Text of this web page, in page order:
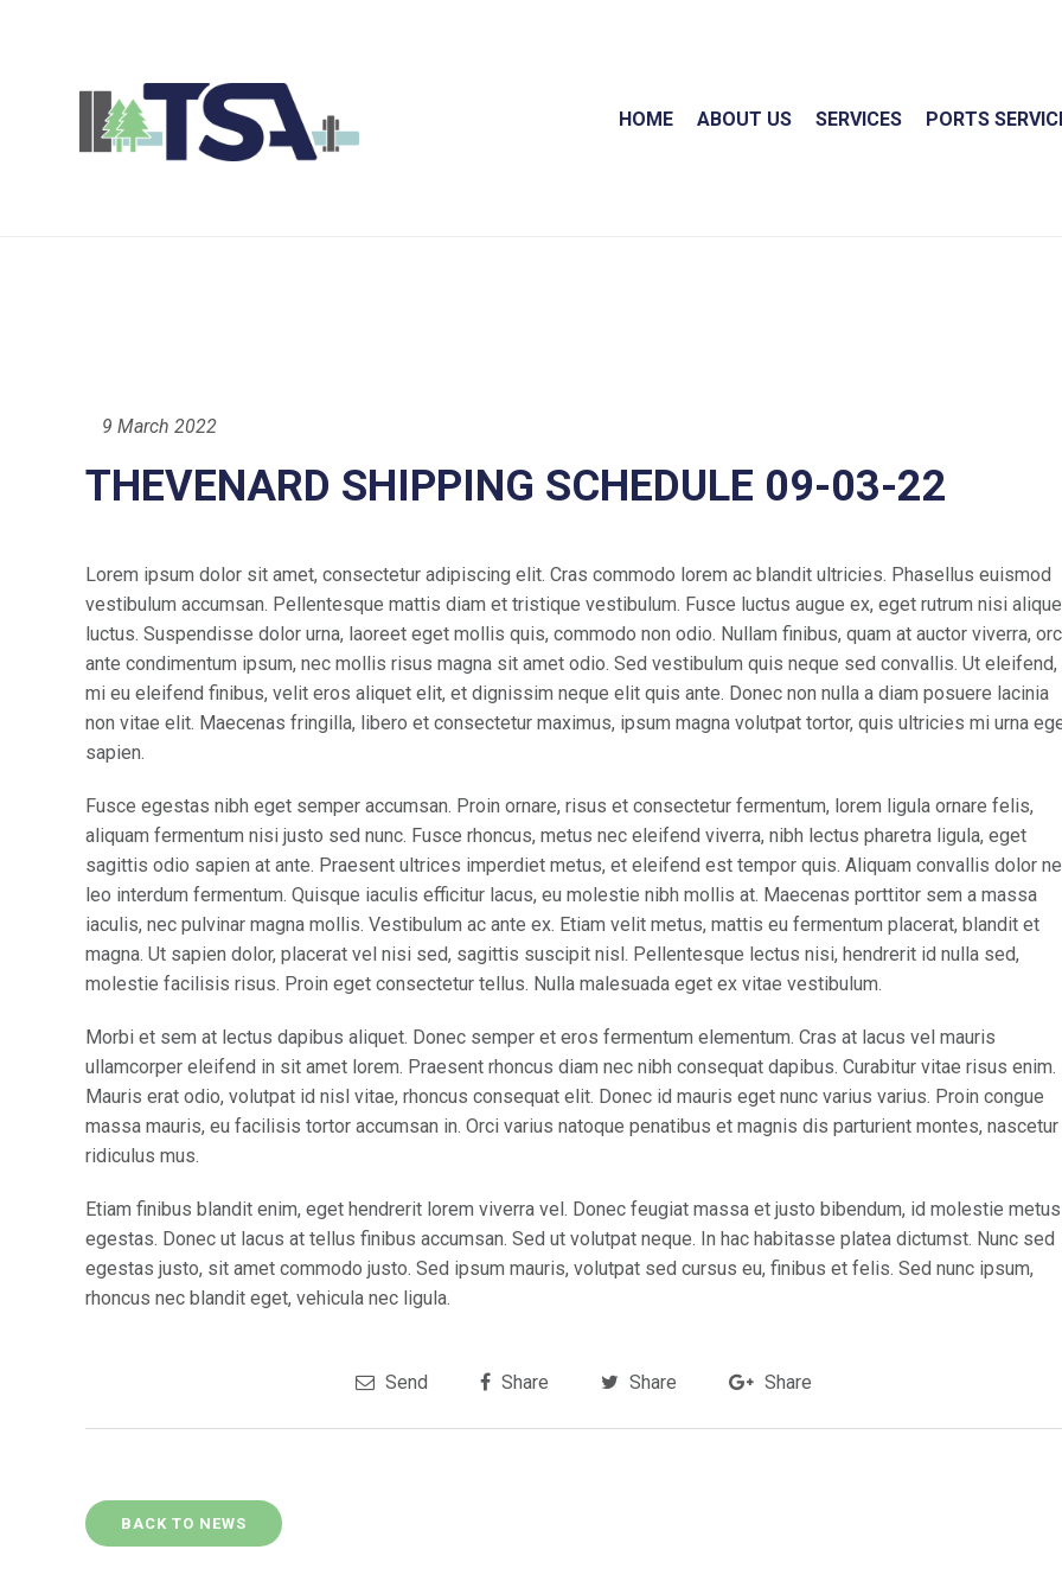
HOME ABOUT US SERVICES PORTS
9 March 2022
THEVENARD SHIPPING SCHEDULE 09-03-22
Lorem ipsum dolor sit amet, consectetur adipiscing elit. Cras commodo lorem ac blandit ultricies. Phasellus euismod
vestibulum accumsan. Pellentesque mattis diam et tristique vestibulum. Fusce luctus augue ex, eget rutrum nisi
luctus. Suspendisse dolor urna, laoreet eget mollis quis, commodo non odio. Nullam finibus, quam at auctor viverra,
ante condimentum ipsum, nec mollis risus magna sit amet odio. Sed vestibulum quis neque sed convallis. Ut eleifend,
mi eu eleifend finibus, velit eros aliquet elit, et dignissim neque elit quis ante. Donec non nulla a diam posuere lacinia
non vitae elit. Maecenas fringilla, libero et consectetur maximus, ipsum magna volutpat tortor, quis ultricies mi urna
sapien.
Fusce egestas nibh eget semper accumsan. Proin ornare, risus et consectetur fermentum, lorem ligula ornare felis,
aliquam fermentum nisi justo sed nunc. Fusce rhoncus, metus nec eleifend viverra, nibh lectus pharetra ligula, eget
sagittis odio sapien at ante. Praesent ultrices imperdiet metus, et eleifend est tempor quis. Aliquam convallis dolor
leo interdum fermentum. Quisque iaculis efficitur lacus, eu molestie nibh mollis at. Maecenas porttitor sem a massa
iaculis, nec pulvinar magna mollis. Vestibulum ac ante ex. Etiam velit metus, mattis eu fermentum placerat, blandit et
magna. Ut sapien dolor, placerat vel nisi sed, sagittis suscipit nisl. Pellentesque lectus nisi, hendrerit id nulla sed,
molestie facilisis risus. Proin eget consectetur tellus. Nulla malesuada eget ex vitae vestibulum.
Morbi et sem at lectus dapibus aliquet. Donec semper et eros fermentum elementum. Cras at lacus vel mauris
ullamcorper eleifend in sit amet lorem. Praesent rhoncus diam nec nibh consequat dapibus. Curabitur vitae risus enim.
Mauris erat odio, volutpat id nisl vitae, rhoncus consequat elit. Donec id mauris eget nunc varius varius. Proin congue
massa mauris, eu facilisis tortor accumsan in. Orci varius natoque penatibus et magnis dis parturient montes, nascetur
ridiculus mus.
Etiam finibus blandit enim, eget hendrerit lorem viverra vel. Donec feugiat massa et justo bibendum, id molestie metus
egestas. Donec ut lacus at tellus finibus accumsan. Sed ut volutpat neque. In hac habitasse platea dictumst. Nunc sed
egestas justo, sit amet commodo justo. Sed ipsum mauris, volutpat sed cursus eu, finibus et felis. Sed nunc ipsum,
rhoncus nec blandit eget, vehicula nec ligula.
Send Share Share Share
BACK TO NEWS